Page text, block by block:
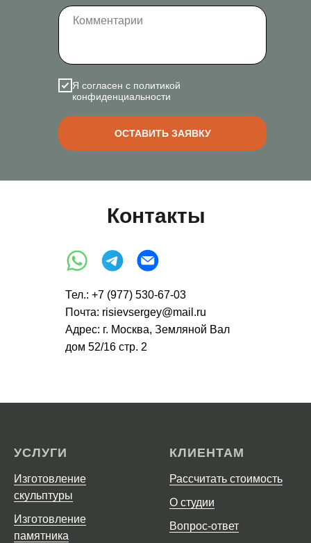
Я согласен с политикой
конфиденциальности
ОСТАВИТЬ ЗАЯВКУ
Контакты
Тел.: +7 (977) 530-67-03
Почта: risievsergey@mail.ru
Адрес: г. Москва, Земляной Вал
дом 52/16 стр. 2
УСЛУГИ
Изготовление
скульптуры
Изготовление
памятника
КЛИЕНТАМ
Рассчитать стоимость
О студии
Вопрос-ответ